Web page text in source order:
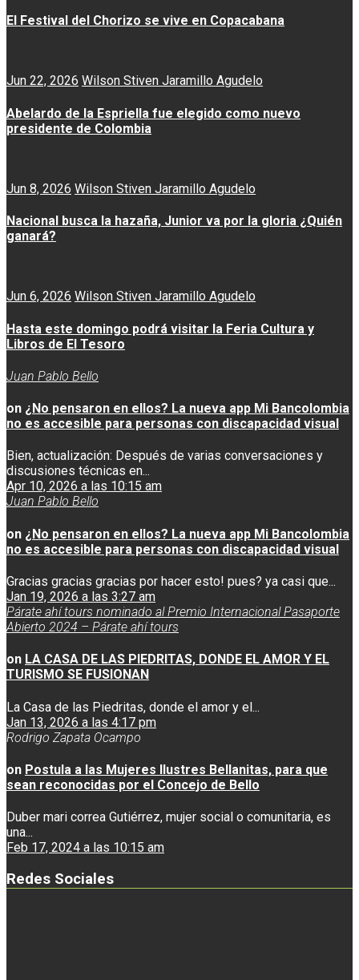
El Festival del Chorizo se vive en Copacabana
Jun 22, 2026 Wilson Stiven Jaramillo Agudelo
Abelardo de la Espriella fue elegido como nuevo
presidente de Colombia
Jun 8, 2026 Wilson Stiven Jaramillo Agudelo
Nacional busca la hazaña, Junior va por la gloria ¿Quién
ganará?
Jun 6, 2026 Wilson Stiven Jaramillo Agudelo
Hasta este domingo podrá visitar la Feria Cultura y
Libros de El Tesoro
Juan Pablo Bello
on ¿No pensaron en ellos? La nueva app Mi Bancolombia
no es accesible para personas con discapacidad visual
Bien, actualización: Después de varias conversaciones y
discusiones técnicas en...
Apr 10, 2026 a las 10:15 am
Juan Pablo Bello
on ¿No pensaron en ellos? La nueva app Mi Bancolombia
no es accesible para personas con discapacidad visual
Gracias gracias gracias por hacer esto! pues? ya casi que...
Jan 19, 2026 a las 3:27 am
Párate ahí tours nominado al Premio Internacional Pasaporte
Abierto 2024 – Párate ahí tours
on LA CASA DE LAS PIEDRITAS, DONDE EL AMOR Y EL
TURISMO SE FUSIONAN
La Casa de las Piedritas, donde el amor y el...
Jan 13, 2026 a las 4:17 pm
Rodrigo Zapata Ocampo
on Postula a las Mujeres Ilustres Bellanitas, para que
sean reconocidas por el Concejo de Bello
Duber mari correa Gutiérrez, mujer social o comunitaria, es
una...
Feb 17, 2024 a las 10:15 am
Redes Sociales